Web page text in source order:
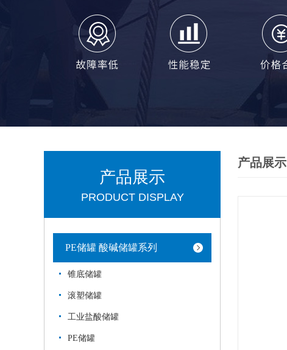
产品展示
PRODUCT DISPLAY
PE储罐 酸碱储罐系列
锥底储罐
滚塑储罐
工业盐酸储罐
PE储罐
产品展示